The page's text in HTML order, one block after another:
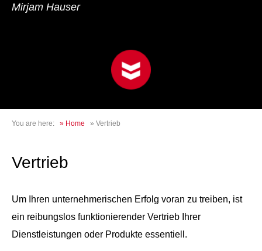
Mirjam Hauser
You are here: » Home » Vertrieb
Vertrieb
Um Ihren unternehmerischen Erfolg voran zu treiben, ist
ein reibungslos funktionierender Vertrieb Ihrer
Dienstleistungen oder Produkte essentiell.